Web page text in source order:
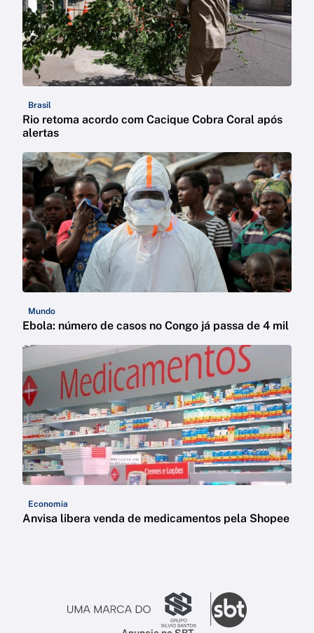
Brasil
Rio retoma acordo com Cacique Cobra Coral após
alertas
Mundo
Ebola: número de casos no Congo já passa de 4 mil
Economia
Anvisa libera venda de medicamentos pela Shopee